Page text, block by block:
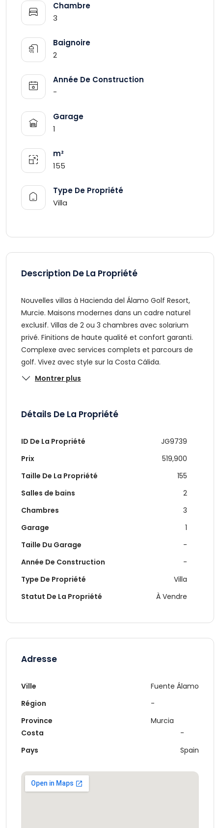
Chambre
3
Baignoire
2
Année De Construction
-
Garage
1
m²
155
Type De Propriété
Villa
Description De La Propriété
Nouvelles villas à Hacienda del Álamo Golf Resort,
Murcie. Maisons modernes dans un cadre naturel
exclusif. Villas de 2 ou 3 chambres avec solarium
privé. Finitions de haute qualité et confort garanti.
Complexe avec services complets et parcours de
golf. Vivez avec style sur la Costa Cálida.
Montrer plus
Détails De La Propriété
ID De La Propriété
JG9739
Prix
519,900
Taille De La Propriété
155
Salles de bains
2
Chambres
3
Garage
1
Taille Du Garage
-
Année De Construction
-
Type De Propriété
Villa
Statut De La Propriété
À Vendre
Adresse
Ville
Région
Province
Fuente Álamo
-
Murcia
Costa
Pays
-
Spain